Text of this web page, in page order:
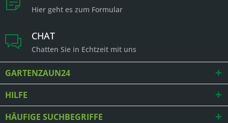
Hier geht es zum Formular
CHAT
Chatten Sie in Echtzeit mit uns
GARTENZAUN24
HILFE
HÄUFIGE SUCHBEGRIFFE